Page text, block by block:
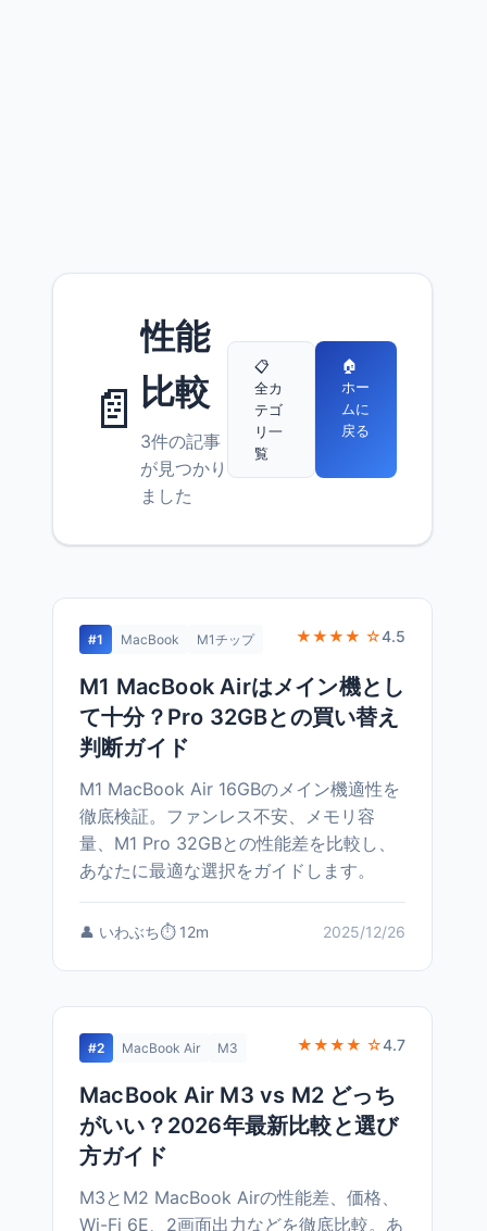
📄
性能
比較
3件の記事
が見つかり
ました
📋
全カ
テゴ
リ一
覧
🏠
ホー
ムに
戻る
#1 MacBook M1チップ ★★★★ ☆4.5
M1 MacBook Airはメイン機とし
て十分？Pro 32GBとの買い替え
判断ガイド
M1 MacBook Air 16GBのメイン機適性を
徹底検証。ファンレス不安、メモリ容
量、M1 Pro 32GBとの性能差を比較し、
あなたに最適な選択をガイドします。
👤 いわぶち⏱️ 12m 2025/12/26
#2 MacBook Air M3 ★★★★ ☆4.7
MacBook Air M3 vs M2 どっち
がいい？2026年最新比較と選び
方ガイド
M3とM2 MacBook Airの性能差、価格、
Wi-Fi 6E、2画面出力などを徹底比較。あ